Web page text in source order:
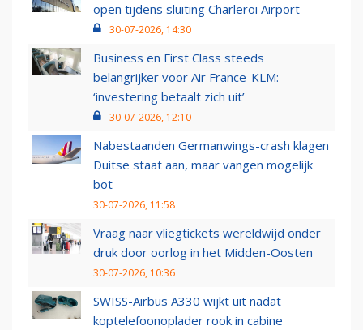
open tijdens sluiting Charleroi Airport
30-07-2026, 14:30
Business en First Class steeds
belangrijker voor Air France-KLM:
‘investering betaalt zich uit’
30-07-2026, 12:10
Nabestaanden Germanwings-crash klagen
Duitse staat aan, maar vangen mogelijk
bot
30-07-2026, 11:58
Vraag naar vliegtickets wereldwijd onder
druk door oorlog in het Midden-Oosten
30-07-2026, 10:36
SWISS-Airbus A330 wijkt uit nadat
koptelefoonoplader rook in cabine